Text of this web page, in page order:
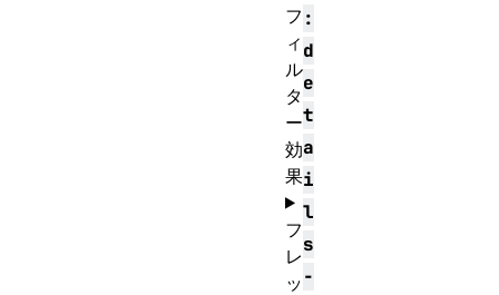
:
d
e
t
a
i
l
s
-
フ
ィ
ル
タ
ー
効
果
フ
レ
ッ